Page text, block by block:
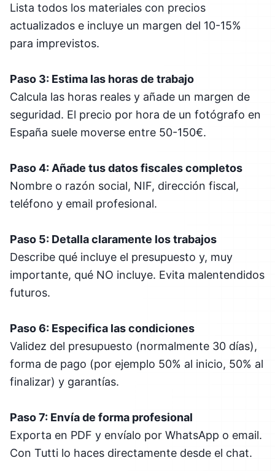
Lista todos los materiales con precios
actualizados e incluye un margen del 10-15%
para imprevistos.
Paso 3: Estima las horas de trabajo
Calcula las horas reales y añade un margen de
seguridad. El precio por hora de un fotógrafo en
España suele moverse entre 50-150€.
Paso 4: Añade tus datos fiscales completos
Nombre o razón social, NIF, dirección fiscal,
teléfono y email profesional.
Paso 5: Detalla claramente los trabajos
Describe qué incluye el presupuesto y, muy
importante, qué NO incluye. Evita malentendidos
futuros.
Paso 6: Especifica las condiciones
Validez del presupuesto (normalmente 30 días),
forma de pago (por ejemplo 50% al inicio, 50% al
finalizar) y garantías.
Paso 7: Envía de forma profesional
Exporta en PDF y envíalo por WhatsApp o email.
Con Tutti lo haces directamente desde el chat.